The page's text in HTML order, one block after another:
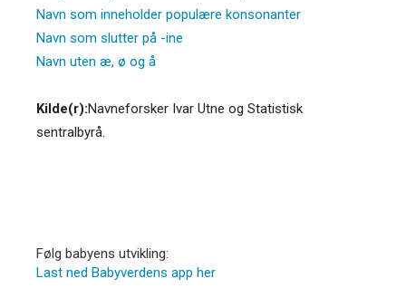
Navn som inneholder populære konsonanter
Navn som slutter på -ine
Navn uten æ, ø og å
Kilde(r):Navneforsker Ivar Utne og Statistisk
sentralbyrå.
Følg babyens utvikling:
Last ned Babyverdens app her